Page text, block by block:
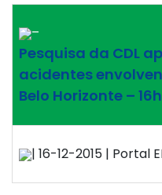
–
Pesquisa da CDL
acidentes
Belo Horizonte –
| 16-12-2015 | Portal